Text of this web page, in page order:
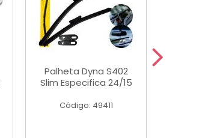
Palheta Dyna S402
Slim Especifica 24/15
Código: 49411